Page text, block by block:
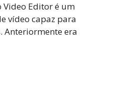
Video Editor é um
vídeo capaz para
Anteriormente era